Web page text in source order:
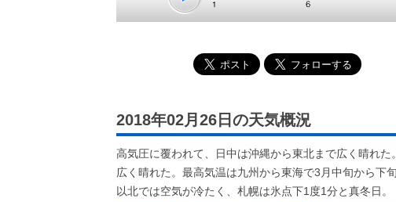
2018年02月26日の天気概況
高気圧に覆われて、日中は沖縄から東北まで広く晴れ
広く晴れた。最高気温は九州から東海で3月中旬から下
以北では空気が冷たく、札幌は氷点下1度1分と真冬日。